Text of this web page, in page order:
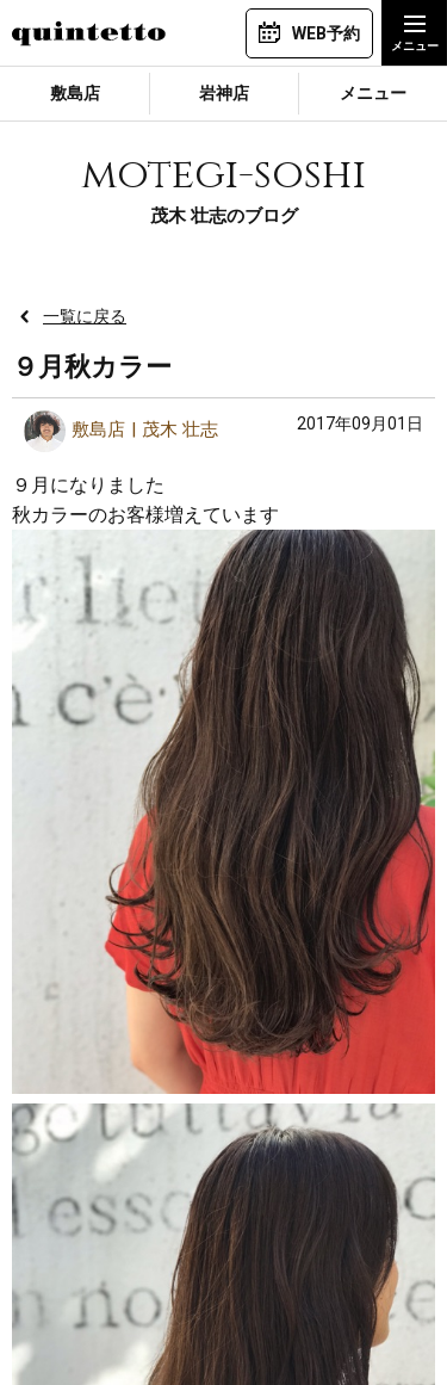
WEB予約
敷島店 岩神店 メニュー
motegi-soshi
茂木 壮志のブログ
一覧に戻る
９月秋カラー
敷島店 茂木 壮志 2017年09月01日
９月になりました
秋カラーのお客様増えています